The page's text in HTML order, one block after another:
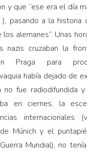
y que “ese era el día
pasando a la historia
los alemanes”. Unas
nazis cruzaban la
Praga para
había dejado de
no fue radiodifundida
en ciernes, la
internacionales
Múnich y el
Mundial), no